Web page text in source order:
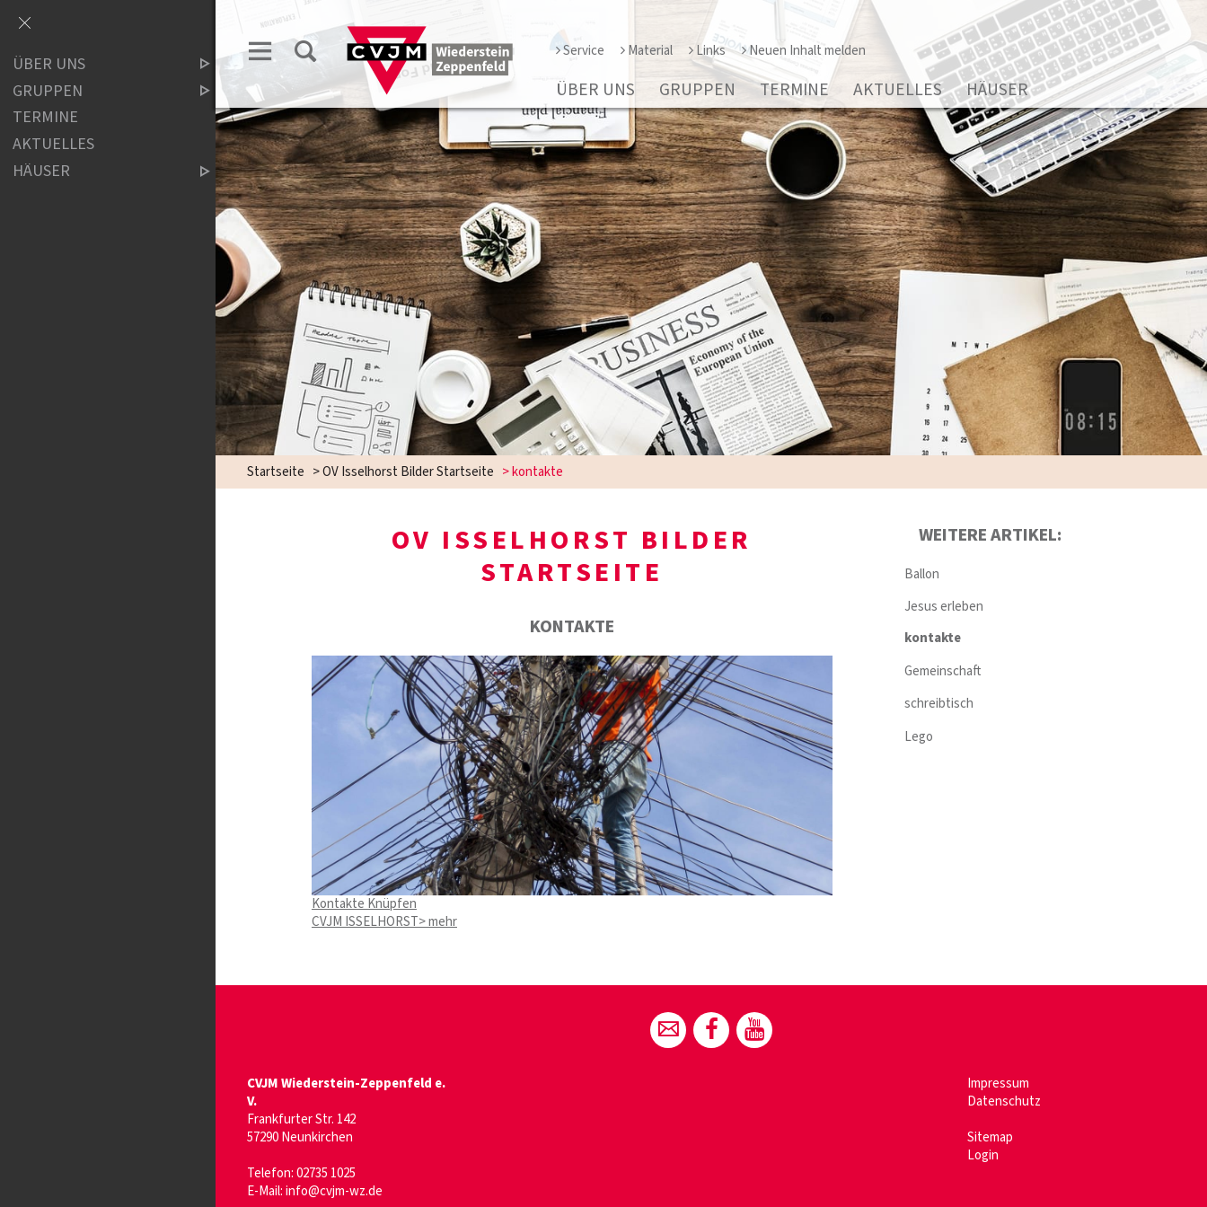
Service Material Links Neuen Inhalt melden
ÜBER UNS GRUPPEN TERMINE AKTUELLES HÄUSER
Startseite >OV Isselhorst Bilder Startseite >kontakte
OV ISSELHORST BILDER
STARTSEITE
KONTAKTE
Kontakte Knüpfen
CVJM ISSELHORST> mehr
WEITERE ARTIKEL:
Ballon
Jesus erleben
kontakte
Gemeinschaft
schreibtisch
Lego
CVJM Wiederstein-Zeppenfeld e.
V.
Frankfurter Str. 142
57290 Neunkirchen
Telefon:02735 1025
E-Mail:info@cvjm-wz.de
Impressum
Datenschutz
Sitemap
Login
ÜBER UNS
GRUPPEN
TERMINE
AKTUELLES
HÄUSER